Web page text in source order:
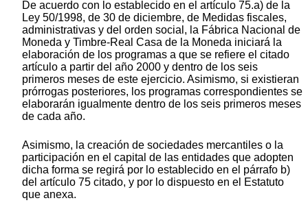
De acuerdo con lo establecido en el artículo 75.a) de la
Ley 50/1998, de 30 de diciembre, de Medidas fiscales,
administrativas y del orden social, la Fábrica Nacional de
Moneda y Timbre-Real Casa de la Moneda iniciará la
elaboración de los programas a que se refiere el citado
artículo a partir del año 2000 y dentro de los seis
primeros meses de este ejercicio. Asimismo, si existieran
prórrogas posteriores, los programas correspondientes se
elaborarán igualmente dentro de los seis primeros meses
de cada año.
Asimismo, la creación de sociedades mercantiles o la
participación en el capital de las entidades que adopten
dicha forma se regirá por lo establecido en el párrafo b)
del artículo 75 citado, y por lo dispuesto en el Estatuto
que anexa.